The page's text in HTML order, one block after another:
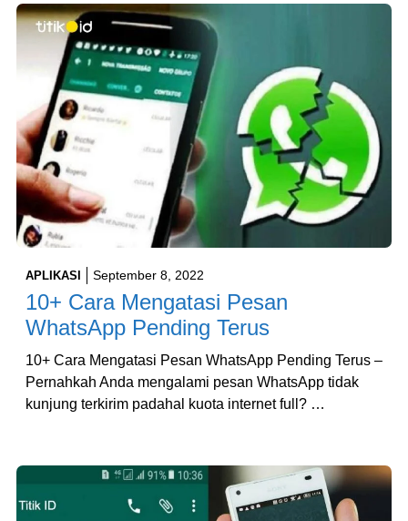
APLIKASI September 8, 2022
10+ Cara Mengatasi Pesan
WhatsApp Pending Terus
10+ Cara Mengatasi Pesan WhatsApp Pending Terus –
Pernahkah Anda mengalami pesan WhatsApp tidak
kunjung terkirim padahal kuota internet full? …